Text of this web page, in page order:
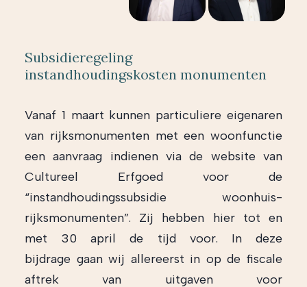
Subsidieregeling
instandhoudingskosten monumenten
Vanaf 1 maart kunnen particuliere eigenaren
van rijksmonumenten met een woonfunctie
een aanvraag indienen via de website van
Cultureel Erfgoed voor de
“instandhoudingssubsidie woonhuis-
rijksmonumenten”. Zij hebben hier tot en
met 30 april de tijd voor. In deze
bijdrage gaan wij allereerst in op de fiscale
aftrek van uitgaven voor